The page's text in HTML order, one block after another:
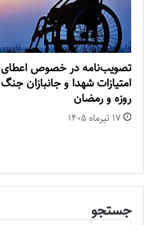
تصویب‌نامه در خصوص اعطای
روزه و رمضان
۱۷ تیر‌ماه ۱۴۰۵
جستجو